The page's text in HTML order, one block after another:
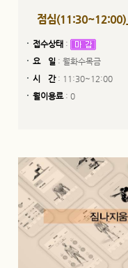
점심
접수상태 :
요 일 : 월화수목금
시 간: 11:30~12:00
월이용료: 0